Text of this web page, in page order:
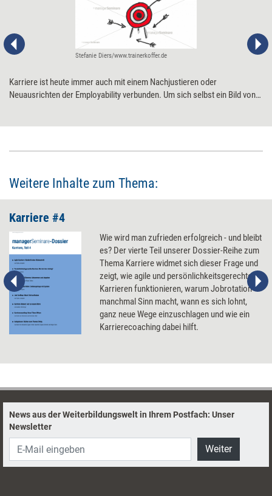
Stefanie Diers/www.trainerkoffer.de
Karriere ist heute immer auch mit einem Nachjustieren oder
Neuausrichten der Employability verbunden. Um sich selbst ein Bild von
Weitere Inhalte zum Thema:
Karriere #4
Wie wird man zufrieden erfolgreich - und bleibt
es? Der vierte Teil unserer Dossier-Reihe zum
Thema Karriere widmet sich dieser Frage und
zeigt, wie agile und persönlichkeitsgerechte
Karrieren funktionieren, warum Jobrotation
manchmal Sinn macht, wann es sich lohnt,
ganz neue Wege einzuschlagen und wie ein
Karrierecoaching dabei hilft.
News aus der Weiterbildungswelt in Ihrem Postfach: Unser
Newsletter
Weiter